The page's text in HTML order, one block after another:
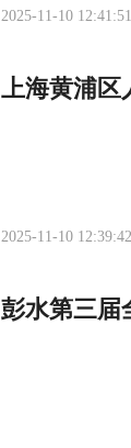
2025-11-10 12:41:51
上海黄浦区
2025-11-10 12:39:42
彭水第三届